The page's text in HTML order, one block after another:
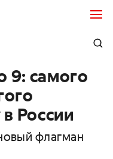
9: самого
России
флагман